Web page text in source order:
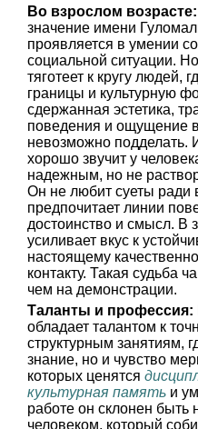
Во взрослом возрасте:
значение имени
проявляется в умении
социальной ситуации.
тяготеет к кругу людей,
границы и культурную
сдержанная эстетика,
поведения и ощущение
невозможно
хорошо звучит у
надежным, но не
Он не любит суеты ради
предпочитает линии
достоинство и смысл. В
усиливает вкус к
настоящему
контакту. Такая судьба
чем на демонстрации.
Таланты и профессия:
обладает талантом к
структурным занятиям,
знание, но и чувство
которых ценятся
культурная память и
работе он склонен
человеком, который